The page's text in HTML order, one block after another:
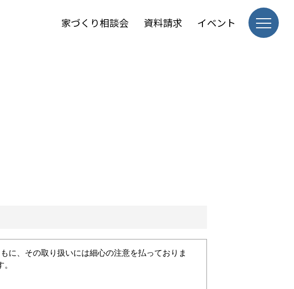
家づくり相談会 資料請求 イベント
に、その取り扱いには細心の注意を払っておりま